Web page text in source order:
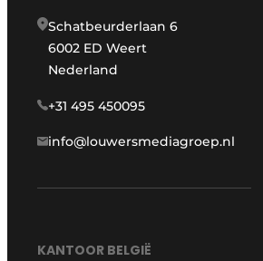
Schatbeurderlaan 6
6002 ED Weert
Nederland
+31 495 450095
info@louwersmediagroep.nl
KANTOOR BELGIË